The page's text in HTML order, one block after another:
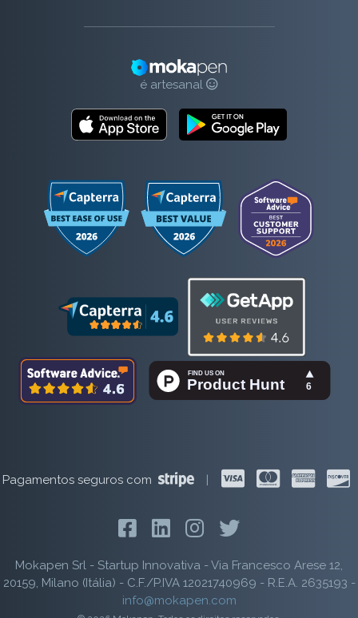
é artesanal
Pagamentos seguros com |
Mokapen Srl - Startup Innovativa - Via Francesco Arese 12,
20159, Milano (Itália) - C.F./P.IVA 12021740969 - R.E.A. 2635193 -
info@mokapen.com